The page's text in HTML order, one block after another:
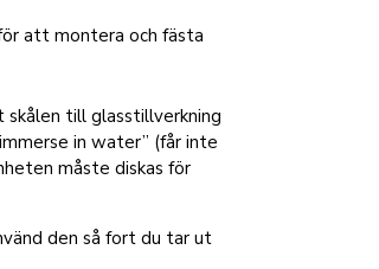
att montera och fästa
till glasstillverkning
in water” (får inte
måste diskas för
den så fort du tar ut